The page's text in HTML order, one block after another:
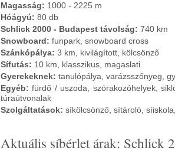
Magasság: 1000 - 2225 m
Hóágyú: 80 db
Schlick 2000 - Budapest távolság: 740 km
Snowboard: funpark, snowboard cross
Szánkópálya: 3 km, kivilágított, kölcsönző
Sífutás: 10 km, klasszikus, magaslati
Gyerekeknek: tanulópálya, varázsszőnyeg,
Egyéb:fürdő / uszoda, szórakozóhelyek,
túraútvonalak
Szolgáltatások: síkölcsönző, sítároló,
Aktuális síbérlet árak: Schlick